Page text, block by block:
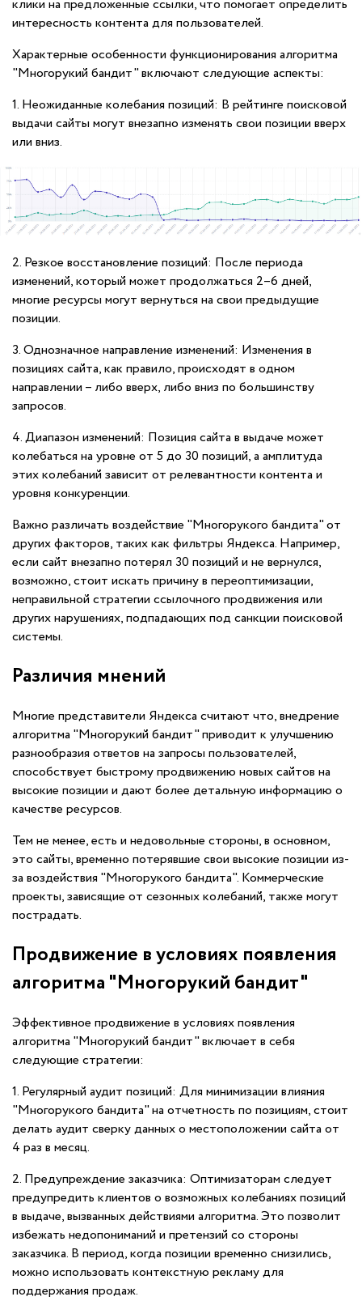
клики на предложенные ссылки, что помогает определить
интересность контента для пользователей.
Характерные особенности функционирования алгоритма
"Многорукий бандит" включают следующие аспекты:
1. Неожиданные колебания позиций: В рейтинге поисковой
выдачи сайты могут внезапно изменять свои позиции вверх
или вниз.
2. Резкое восстановление позиций: После периода
изменений, который может продолжаться 2–6 дней,
многие ресурсы могут вернуться на свои предыдущие
позиции.
3. Однозначное направление изменений: Изменения в
позициях сайта, как правило, происходят в одном
направлении – либо вверх, либо вниз по большинству
запросов.
4. Диапазон изменений: Позиция сайта в выдаче может
колебаться на уровне от 5 до 30 позиций, а амплитуда
этих колебаний зависит от релевантности контента и
уровня конкуренции.
Важно различать воздействие "Многорукого бандита" от
других факторов, таких как фильтры Яндекса. Например,
если сайт внезапно потерял 30 позиций и не вернулся,
возможно, стоит искать причину в переоптимизации,
неправильной стратегии ссылочного продвижения или
других нарушениях, подпадающих под санкции поисковой
системы.
Различия мнений
Многие представители Яндекса считают что, внедрение
алгоритма "Многорукий бандит" приводит к улучшению
разнообразия ответов на запросы пользователей,
способствует быстрому продвижению новых сайтов на
высокие позиции и дают более детальную информацию о
качестве ресурсов.
Тем не менее, есть и недовольные стороны, в основном,
это сайты, временно потерявшие свои высокие позиции из-
за воздействия "Многорукого бандита". Коммерческие
проекты, зависящие от сезонных колебаний, также могут
пострадать.
Продвижение в условиях появления
алгоритма "Многорукий бандит"
Эффективное продвижение в условиях появления
алгоритма "Многорукий бандит" включает в себя
следующие стратегии:
1. Регулярный аудит позиций: Для минимизации влияния
"Многорукого бандита" на отчетность по позициям, стоит
делать аудит сверку данных о местоположении сайта от
4 раз в месяц.
2. Предупреждение заказчика: Оптимизаторам следует
предупредить клиентов о возможных колебаниях позиций
в выдаче, вызванных действиями алгоритма. Это позволит
избежать недопониманий и претензий со стороны
заказчика. В период, когда позиции временно снизились,
можно использовать контекстную рекламу для
поддержания продаж.